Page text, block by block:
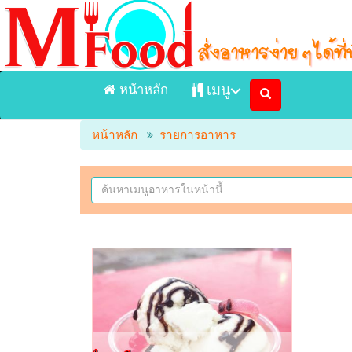
หน้าหลัก เมนู
หน้าแรก
เมนูอาหารจัดส่ง Delivery
หน้าหลัก รายการอาหาร